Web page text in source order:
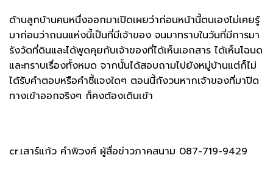
ด้านลูกบ้านคนหนึ่งออกมาเปิดเผยว่าก่อนหน้านี้ตนเองไม่เคยรู้
มาก่อนว่าถนนแห่งนี้เป็นที่มีเจ้าของ จนมาทราบในวันที่มีการมา
รังวัดที่ดินและได้พูดคุยกับเจ้าของที่ได้เห็นเอกสาร ได้เห็นโฉนด
และทราบเรื่องทั้งหมด จากนั้นได้สอบถามไปยังหมู่บ้านแต่ก็ไม่
ได้รับคำตอบหรือคำชี้แจงใดๆ ตอนนี้กังวนหากเจ้าของที่มาปิด
ทางเข้าออกจริงๆ ก็คงต้องเดินเข้า
cr.เสาร์แก้ว คำพิวงค์ ผู้สื่อข่าวภาคสนาม 087-719-9429